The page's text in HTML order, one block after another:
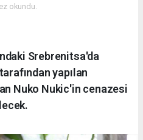
okundu.
Srebrenitsa'da
yapılan
Nuko Nukic'in cenazesi